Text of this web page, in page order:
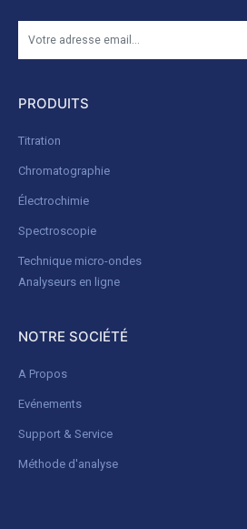
PRODUITS
Titration
Chromatographie
Électrochimie
Spectroscopie
Technique micro-ondes
Analyseurs en ligne
NOTRE SOCIÉTÉ
A Propos
Evénements
Support & Service
Méthode d'analyse